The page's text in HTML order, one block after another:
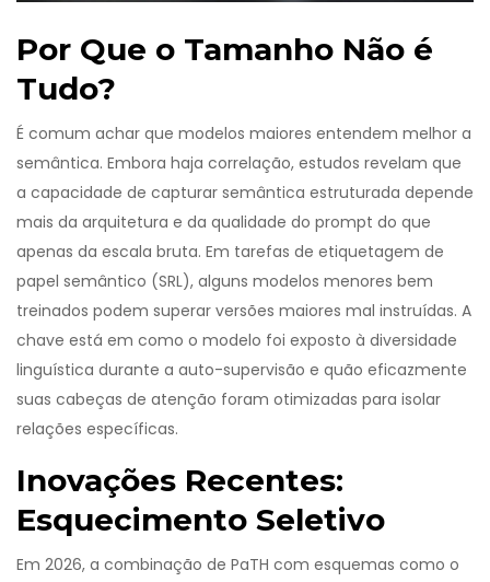
Por Que o Tamanho Não é
Tudo?
É comum achar que modelos maiores entendem melhor a
semântica. Embora haja correlação, estudos revelam que
a capacidade de capturar semântica estruturada depende
mais da arquitetura e da qualidade do prompt do que
apenas da escala bruta. Em tarefas de etiquetagem de
papel semântico (SRL), alguns modelos menores bem
treinados podem superar versões maiores mal instruídas. A
chave está em como o modelo foi exposto à diversidade
linguística durante a auto-supervisão e quão eficazmente
suas cabeças de atenção foram otimizadas para isolar
relações específicas.
Inovações Recentes:
Esquecimento Seletivo
Em 2026, a combinação de PaTH com esquemas como o